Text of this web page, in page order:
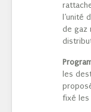
l’unité
de gaz
les
fixé les